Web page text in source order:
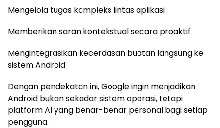
Mengelola tugas kompleks lintas aplikasi
Memberikan saran kontekstual secara proaktif
Mengintegrasikan kecerdasan buatan langsung ke
sistem Android
Dengan pendekatan ini, Google ingin menjadikan
Android bukan sekadar sistem operasi, tetapi
platform AI yang benar-benar personal bagi setiap
pengguna.